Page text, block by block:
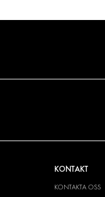
KONTAKT
KONTAKTA OSS